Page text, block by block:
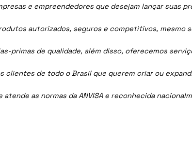
e empreendedores que desejam lançar suas
autorizados, seguros e competitivos, mesmo
primas de qualidade, além disso, oferecemos
de todo o Brasil que querem criar ou
as normas da ANVISA e reconhecida